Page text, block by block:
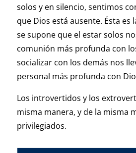
solos y en silencio, sentimos
que Dios está ausente. Ésta es
se supone que el estar solos
comunión más profunda con
socializar con los demás nos
personal más profunda con
Los introvertidos y los
misma manera, y de la misma
privilegiados.